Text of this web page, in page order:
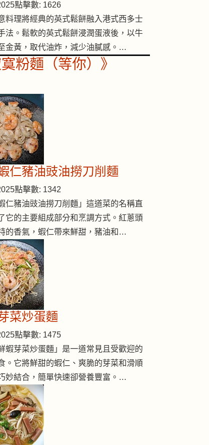
點擊數: 1626
料理將經典的英式鬆餅融入港式西多士
法。鬆軟的英式鬆餅浸潤蛋液後，以牛
金黃，取代油炸，減少油膩感。…
寞粉麵（等你）》
仁豬油豉油撈刀削麵
點擊數: 1342
仁豬油豉油撈刀削麵」這道菜的名稱直
它的主要組成部分和烹調方式。紅蔥頭
的香氣，蝦仁帶來鮮甜，豬油和…
菜炒蛋麵
點擊數: 1475
蝦芽菜炒蛋麵」是一道常見且受歡迎的
。它將鮮甜的蝦仁、爽脆的芽菜和滑順
妙結合，簡單快速卻營養豐富。…